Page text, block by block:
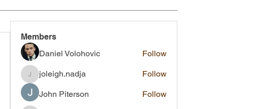
Members
Daniel Volohovic
Follow
joleigh.nadja
joleigh.nadja Follow
John Piterson Follow